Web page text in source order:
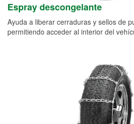
Espray descongelante
Ayuda a liberar cerraduras y sellos de
permitiendo acceder al interior del